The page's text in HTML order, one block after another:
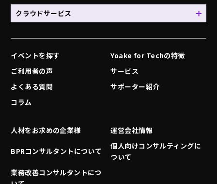
クラウドサービス
イベントを探す
Yoake for Techの特徴
ご利用者の声
サービス
よくある質問
サポーター紹介
コラム
人材をお求めの企業様 運営会社情報
BPRコンサルタントについて
個人向けコンサルティングに
ついて
業務改善コンサルタントにつ